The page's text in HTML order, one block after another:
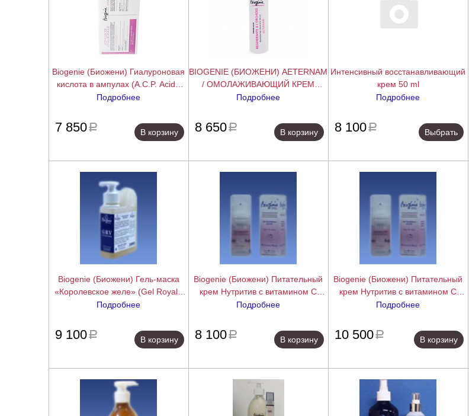
Biogenie (Биожени) Гиалуроновая
кислота в ампулах (A.C.P. Acide
Hyaluro), 10 ампул по 2 мл.
Подробнее
7 850a
В корзину
BIOGENIE (БИОЖЕНИ) AETERNAM
/ ОМОЛАЖИВАЮЩИЙ КРЕМ
ЭТЕРНАМ С ОРХИДЕЕЙ, 50 МЛ
Подробнее
8 650a
В корзину
Интенсивный восстанавливающий
крем 50 ml
Подробнее
8 100a
Выбрать
Biogenie (Биожени) Гель-маска
«Королевское желе» (Gel Royale
Vegetale), 250 мл
Подробнее
9 100a
В корзину
Biogenie (Биожени) Питательный
крем Нутритив с витамином С
(Nutritive), 50 мл.
Подробнее
8 100a
В корзину
Biogenie (Биожени) Питательный
крем Нутритив с витамином С
(Nutritive), 200 мл.
Подробнее
10 500a
В корзину